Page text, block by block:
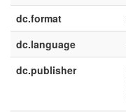
dc.format
dc.language
dc.publisher